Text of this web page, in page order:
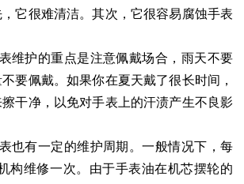
它很难清洁。其次，它很容易腐蚀手表
护的重点是注意佩戴场合，雨天不要
要佩戴。如果你在夏天戴了很长时间，
干净，以免对手表上的汗渍产生不良影
有一定的维护周期。一般情况下，每
构维修一次。由于手表油在机芯摆轮的